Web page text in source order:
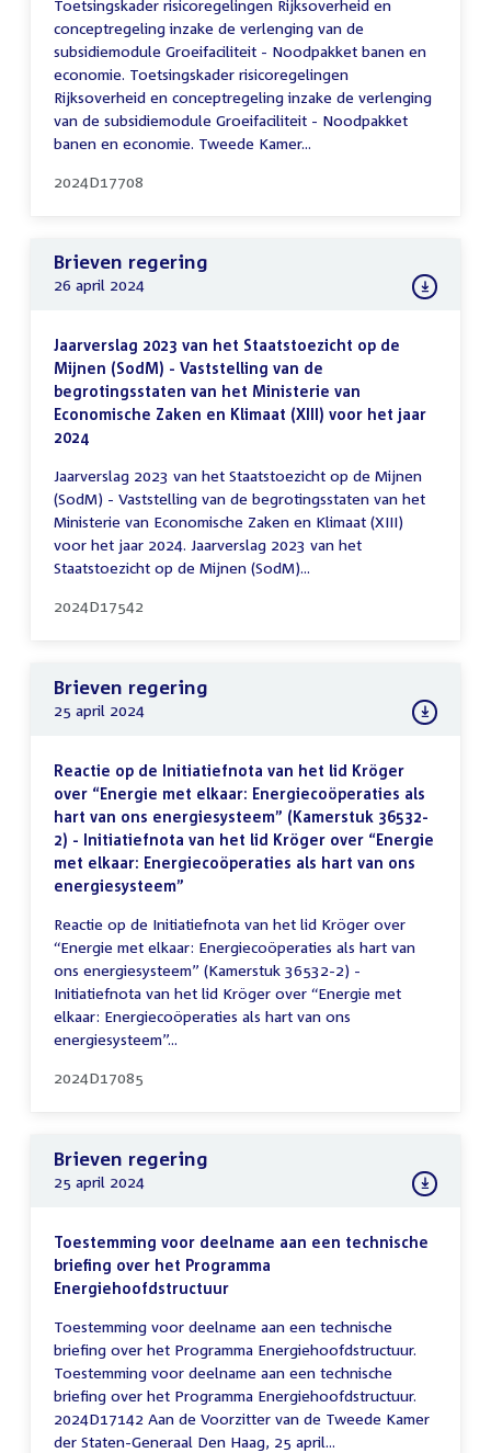
Toetsingskader risicoregelingen Rijksoverheid en
conceptregeling inzake de verlenging van de
subsidiemodule Groeifaciliteit - Noodpakket banen en
economie. Toetsingskader risicoregelingen
Rijksoverheid en conceptregeling inzake de verlenging
van de subsidiemodule Groeifaciliteit - Noodpakket
banen en economie. Tweede Kamer...
2024D17708
Brieven regering
26 april 2024
Jaarverslag 2023 van het Staatstoezicht op de
Mijnen (SodM) - Vaststelling van de
begrotingsstaten van het Ministerie van
Economische Zaken en Klimaat (XIII) voor het jaar
2024
Jaarverslag 2023 van het Staatstoezicht op de Mijnen
(SodM) - Vaststelling van de begrotingsstaten van het
Ministerie van Economische Zaken en Klimaat (XIII)
voor het jaar 2024. Jaarverslag 2023 van het
Staatstoezicht op de Mijnen (SodM)...
2024D17542
Brieven regering
25 april 2024
Reactie op de Initiatiefnota van het lid Kröger
over “Energie met elkaar: Energiecoöperaties als
hart van ons energiesysteem” (Kamerstuk 36532-
2) - Initiatiefnota van het lid Kröger over “Energie
met elkaar: Energiecoöperaties als hart van ons
energiesysteem”
Reactie op de Initiatiefnota van het lid Kröger over
“Energie met elkaar: Energiecoöperaties als hart van
ons energiesysteem” (Kamerstuk 36532-2) -
Initiatiefnota van het lid Kröger over “Energie met
elkaar: Energiecoöperaties als hart van ons
energiesysteem”...
2024D17085
Brieven regering
25 april 2024
Toestemming voor deelname aan een technische
briefing over het Programma
Energiehoofdstructuur
Toestemming voor deelname aan een technische
briefing over het Programma Energiehoofdstructuur.
Toestemming voor deelname aan een technische
briefing over het Programma Energiehoofdstructuur.
2024D17142 Aan de Voorzitter van de Tweede Kamer
der Staten-Generaal Den Haag, 25 april...